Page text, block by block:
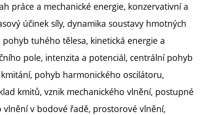
práce a mechanické energie, konzervativní a
účinek síly, dynamika soustavy hmotných
tuhého tělesa, kinetická energie a
pole, intenzita a potenciál, centrální pohyb
pohyb harmonického oscilátoru,
kmitů, vznik mechanického vlnění, postupné
v bodové řadě, prostorové vlnění,